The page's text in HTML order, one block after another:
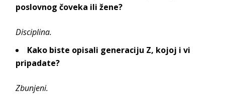
poslovnog čoveka ili žene?
Disciplina.
Kako biste opisali generaciju Z, kojoj i vi
pripadate?
Zbunjeni.